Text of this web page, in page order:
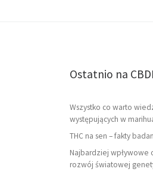
Ostatnio na
Wszystko co warto
występujących w
THC na sen – fakty
Najbardziej wpływowe
rozwój światowej